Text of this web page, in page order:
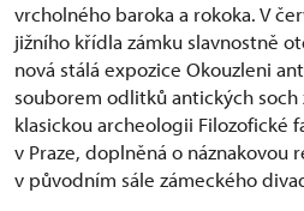
vrcholného baroka a rokoka. V
jižního křídla zámku slavnostně
nová stálá expozice Okouzleni
souborem odlitků antických
klasickou archeologii Filozofické
v Praze, doplněná o náznakovou
v původním sále zámeckého